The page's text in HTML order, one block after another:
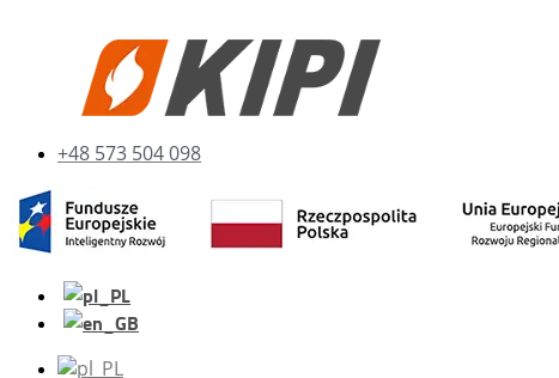
+48 573 504 098